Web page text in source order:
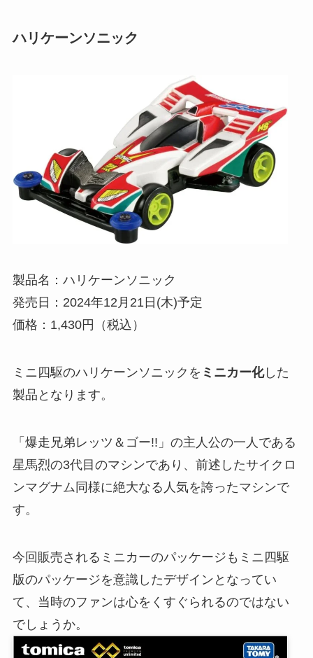
ハリケーンソニック
製品名：ハリケーンソニック
発売日：2024年12月21日(木)予定
価格：1,430円（税込）
ミニ四駆のハリケーンソニックを ミニカー化した
製品となります。
「爆走兄弟レッツ＆ゴー!!」の主人公の一人である
星馬烈の3代目のマシンであり、前述したサイクロ
ンマグナム同様に絶大なる人気を誇ったマシンで
す。
今回販売されるミニカーのパッケージもミニ四駆
版のパッケージを意識したデザインとなってい
て、当時のファンは心をくすぐられるのではない
でしょうか。